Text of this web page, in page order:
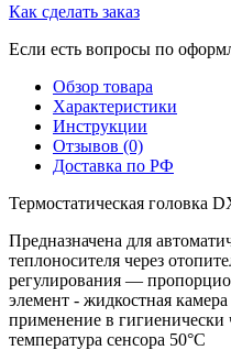
Как сделать заказ
Если есть вопросы по
Обзор товара
Характеристики
Инструкции
Отзывов (0)
Доставка по РФ
Термостатическая головка
Предназначена для
теплоносителя через
регулирования —
элемент - жидкостная
применение в
температура сенсора 50°C